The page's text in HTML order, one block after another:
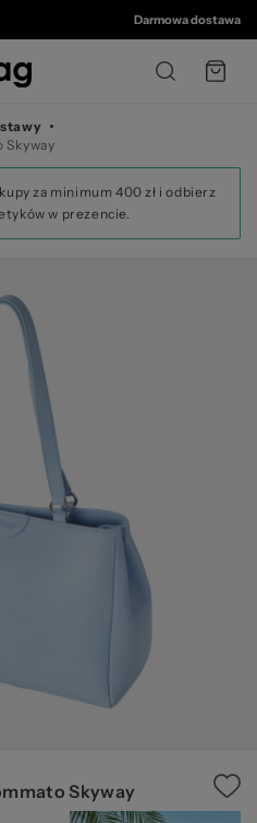
Darmowa dostawa od
Skyway
za minimum 400 zł i odbierz
w prezencie.
Skyway